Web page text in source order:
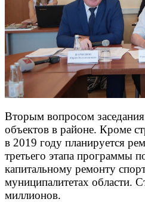
Вторым вопросом
объектов в районе. Кроме
в 2019 году планируется
третьего этапа программы
капитальному ремонту
муниципалитетах области.
миллионов.